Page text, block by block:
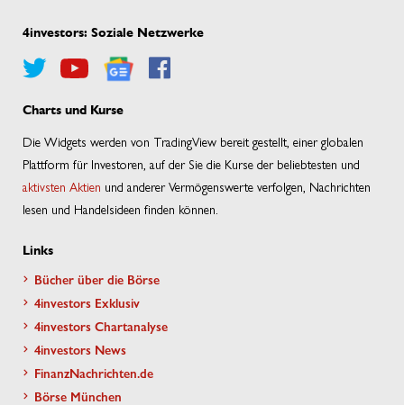
4investors: Soziale Netzwerke
Charts und Kurse
Die Widgets werden von TradingView bereit gestellt, einer globalen
Plattform für Investoren, auf der Sie die Kurse der beliebtesten und
aktivsten Aktien und anderer Vermögenswerte verfolgen, Nachrichten
lesen und Handelsideen finden können.
Links
Bücher über die Börse
4investors Exklusiv
4investors Chartanalyse
4investors News
FinanzNachrichten.de
Börse München